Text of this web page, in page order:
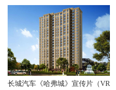
长城汽车《哈弗城》宣传片（VR